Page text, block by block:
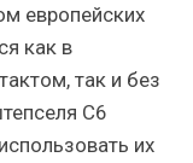
европейских
как в
так и без
C6
их